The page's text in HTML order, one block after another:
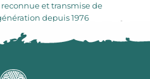
et transmise de
depuis 1976